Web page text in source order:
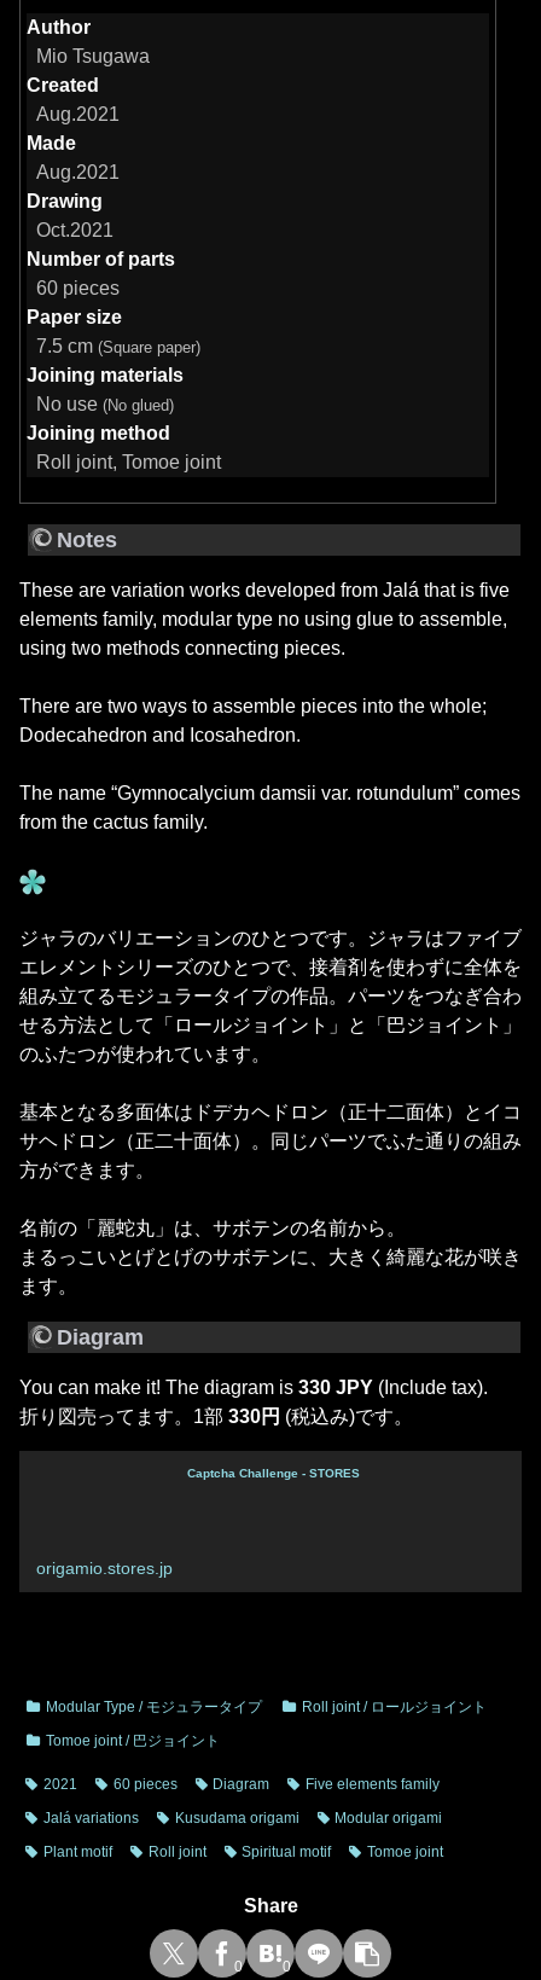
Author
Mio Tsugawa
Created
Aug.2021
Made
Aug.2021
Drawing
Oct.2021
Number of parts
60 pieces
Paper size
7.5 cm (Square paper)
Joining materials
No use (No glued)
Joining method
Roll joint, Tomoe joint
Notes
These are variation works developed from Jalá that is five
elements family, modular type no using glue to assemble,
using two methods connecting pieces.
There are two ways to assemble pieces into the whole;
Dodecahedron and Icosahedron.
The name “Gymnocalycium damsii var. rotundulum” comes
from the cactus family.
ジャラのバリエーションのひとつです。ジャラはファイブ
エレメントシリーズのひとつで、接着剤を使わずに全体を
組み立てるモジュラータイプの作品。パーツをつなぎ合わ
せる方法として「ロールジョイント」と「巴ジョイント」
のふたつが使われています。
基本となる多面体はドデカヘドロン（正十二面体）とイコ
サヘドロン（正二十面体）。同じパーツでふた通りの組み
方ができます。
名前の「麗蛇丸」は、サボテンの名前から。
まるっこいとげとげのサボテンに、大きく綺麗な花が咲き
ます。
Diagram
You can make it! The diagram is 330 JPY (Include tax).
折り図売ってます。1部 330円 (税込み)です。
Captcha Challenge - STORES
origamio.stores.jp
Modular Type / モジュラータイプ
Roll joint / ロールジョイント
Tomoe joint / 巴ジョイント
2021 60 pieces Diagram
Five elements family
Jalá variations
Kusudama origami
Modular origami
Plant motif
Roll joint Spiritual motif Tomoe joint
Share
0 0